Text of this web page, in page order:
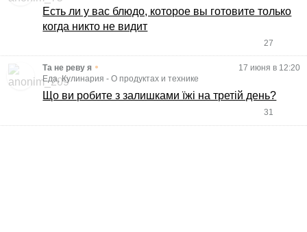
Есть ли у вас блюдо, которое вы готовите только
когда никто не видит
27
Та не реву я •
17 июня в 12:20
Еда, Кулинария -О продуктах и технике
Що ви робите з залишками їжі на третій день?
31